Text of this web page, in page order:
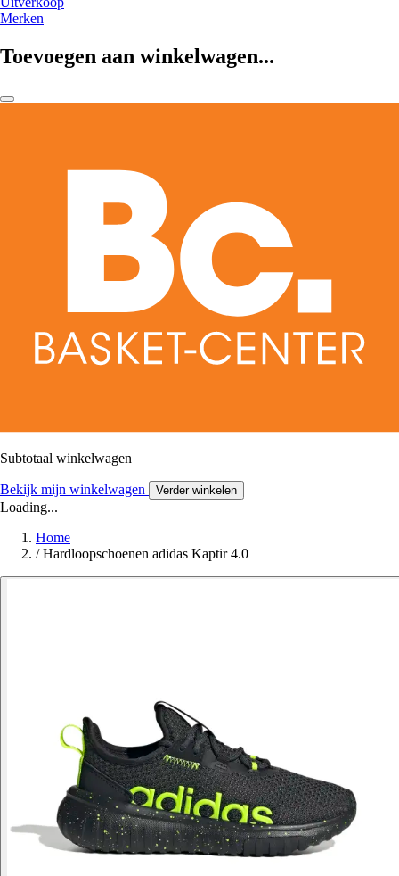
Merken
Toevoegen aan winkelwagen...
Subtotaal winkelwagen
Bekijk mijn winkelwagen Verder winkelen
Loading...
Home
/ Hardloopschoenen adidas Kaptir 4.0